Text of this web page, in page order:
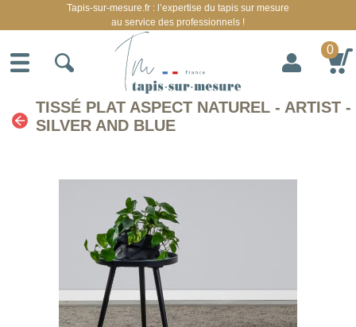
TISSÉ PLAT ASPECT NATUREL - ARTIST -
SILVER AND BLUE
Tapis-sur-mesure.fr : l’expertise du tapis sur mesure
au service des professionnels !
0